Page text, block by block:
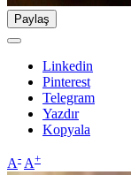
Paylaş
Linkedin
Pinterest
Telegram
Yazdır
Kopyala
A- A+